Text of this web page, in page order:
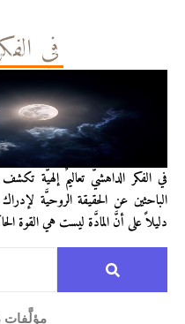
في
في الفكر الداهشيّ تعاليمٌ إلهيَّة
الباحثين عن الحقيقة الروحيَّة
دليلاً على أنَّ المادَّة ليست هي القوة